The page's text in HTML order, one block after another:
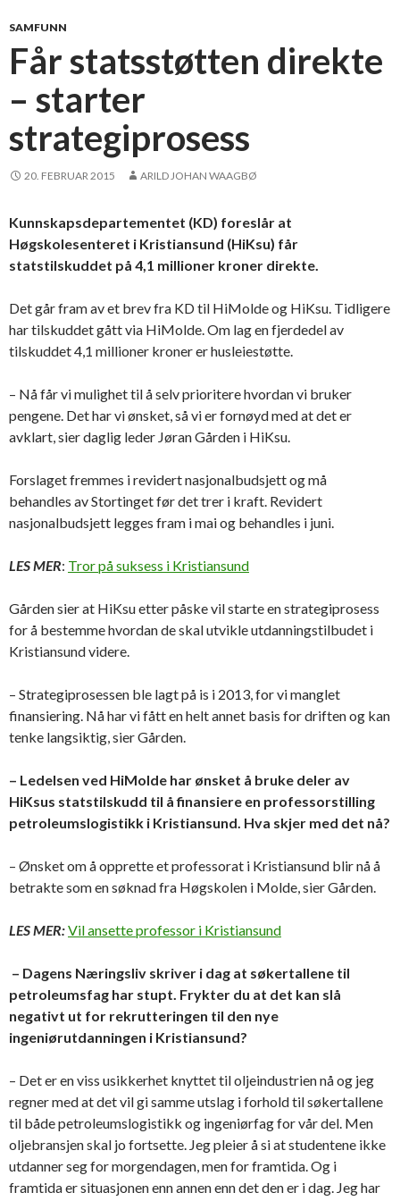
SAMFUNN
Får statsstøtten direkte
– starter
strategiprosess
20. FEBRUAR 2015 ARILD JOHAN WAAGBØ
Kunnskapsdepartementet (KD) foreslår at
Høgskolesenteret i Kristiansund (HiKsu) får
statstilskuddet på 4,1 millioner kroner direkte.
Det går fram av et brev fra KD til HiMolde og HiKsu. Tidligere
har tilskuddet gått via HiMolde. Om lag en fjerdedel av
tilskuddet 4,1 millioner kroner er husleiestøtte.
– Nå får vi mulighet til å selv prioritere hvordan vi bruker
pengene. Det har vi ønsket, så vi er fornøyd med at det er
avklart, sier daglig leder Jøran Gården i HiKsu.
Forslaget fremmes i revidert nasjonalbudsjett og må
behandles av Stortinget før det trer i kraft. Revidert
nasjonalbudsjett legges fram i mai og behandles i juni.
LES MER: Tror på suksess i Kristiansund
Gården sier at HiKsu etter påske vil starte en strategiprosess
for å bestemme hvordan de skal utvikle utdanningstilbudet i
Kristiansund videre.
– Strategiprosessen ble lagt på is i 2013, for vi manglet
finansiering. Nå har vi fått en helt annet basis for driften og kan
tenke langsiktig, sier Gården.
– Ledelsen ved HiMolde har ønsket å bruke deler av
HiKsus statstilskudd til å finansiere en professorstilling
petroleumslogistikk i Kristiansund. Hva skjer med det nå?
– Ønsket om å opprette et professorat i Kristiansund blir nå å
betrakte som en søknad fra Høgskolen i Molde, sier Gården.
LES MER:Vil ansette professor i Kristiansund
– Dagens Næringsliv skriver i dag at søkertallene til
petroleumsfag har stupt. Frykter du at det kan slå
negativt ut for rekrutteringen til den nye
ingeniørutdanningen i Kristiansund?
– Det er en viss usikkerhet knyttet til oljeindustrien nå og jeg
regner med at det vil gi samme utslag i forhold til søkertallene
til både petroleumslogistikk og ingeniørfag for vår del. Men
oljebransjen skal jo fortsette. Jeg pleier å si at studentene ikke
utdanner seg for morgendagen, men for framtida. Og i
framtida er situasjonen enn annen enn det den er i dag. Jeg har